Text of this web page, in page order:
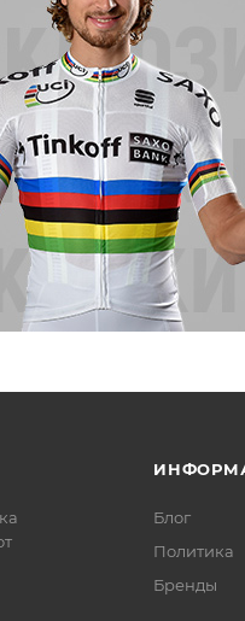
Блог
Политика
Бренды